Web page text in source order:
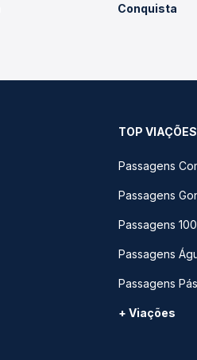
Conquista
TOP VIAÇÕES
Passagens
Passagens
Passagens
Passagens
Passagens
+ Viações